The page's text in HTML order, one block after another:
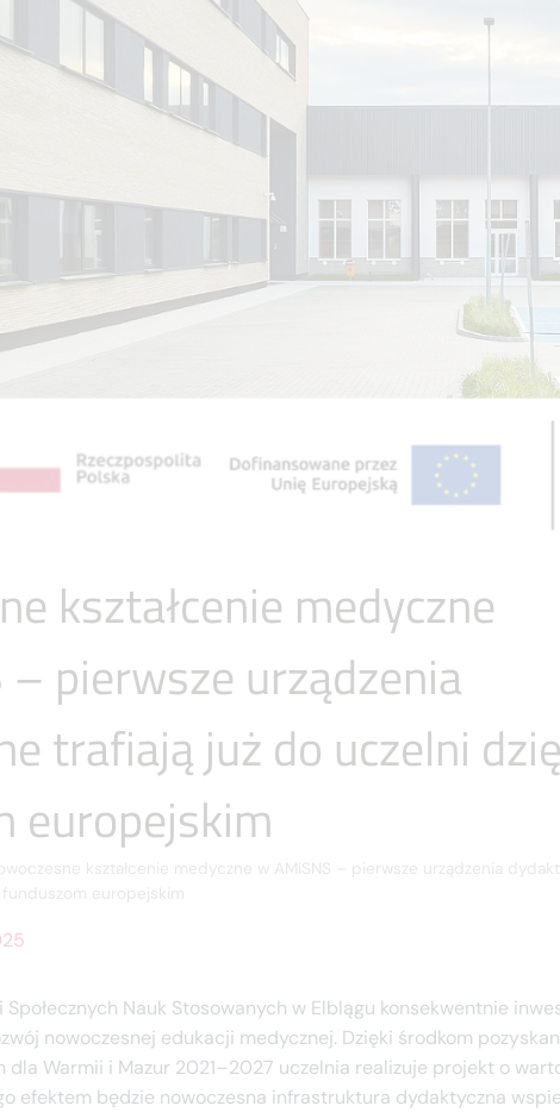
kształcenie medyczne
pierwsze urządzenia
trafiają już do uczelni
europejskim
kształcenie medyczne w AMiSNS – pierwsze urządzenia
europejskim
Nauk Stosowanych w Elblągu konsekwentnie
nowoczesnej edukacji medycznej. Dzięki środkom
dla Warmii i Mazur 2021–2027 uczelnia realizuje projekt o
efektem będzie nowoczesna infrastruktura dydaktyczna